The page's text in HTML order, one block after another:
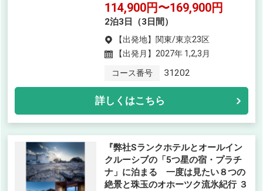
114,900円〜169,900円
2泊3日（3日間）
【出発地】 関東/東京23区
【出発月】 2027年 1,2,3月
コース番号 31202
詳しくはこちら
『弊社Sランクホテルとオールイン
クルーシブの「5つ星の宿・プラチ
ナ」に泊まる 一度は見たい８つの
絶景と珠玉のオホーツク流氷紀行 ３